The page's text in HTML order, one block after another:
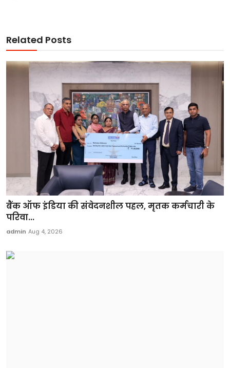
Related Posts
बैंक ऑफ इंडिया की संवेदनशील पहल, मृतक कर्मचारी के
परिवा...
admin Aug 4, 2026